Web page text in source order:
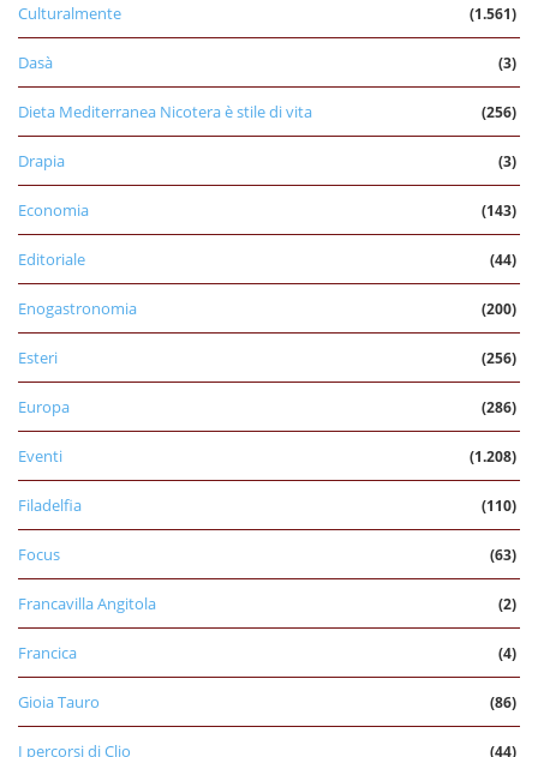
Culturalmente (1.561)
Dasà (3)
Dieta Mediterranea Nicotera è stile di vita (256)
Drapia (3)
Economia (143)
Editoriale (44)
Enogastronomia (200)
Esteri (256)
Europa (286)
Eventi (1.208)
Filadelfia (110)
Focus (63)
Francavilla Angitola (2)
Francica (4)
Gioia Tauro (86)
I percorsi di Clio (44)